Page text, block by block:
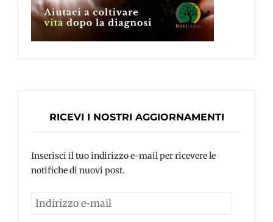
RICEVI I NOSTRI AGGIORNAMENTI
Inserisci il tuo indirizzo e-mail per ricevere le
notifiche di nuovi post.
Indirizzo